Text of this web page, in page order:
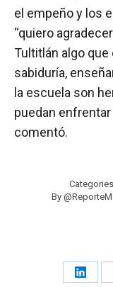
el empeño y los
“quiero
Tultitlán algo
sabiduría,
la escuela son
puedan
comentó.
By
Share